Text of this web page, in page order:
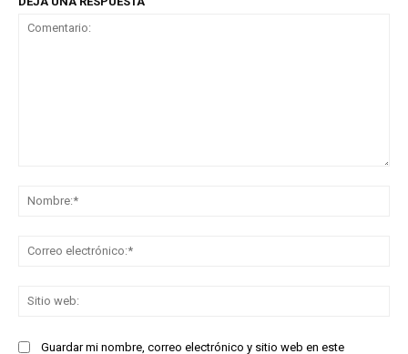
Guardar mi nombre, correo electrónico y sitio web en este